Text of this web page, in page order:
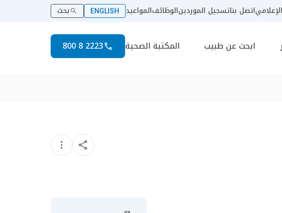
اتصل بناتسجيل الموردينالوظائفالمواعيد ENGLISH بحث
ابحث عن طبيب المكتبة الصحية 2223 8 800